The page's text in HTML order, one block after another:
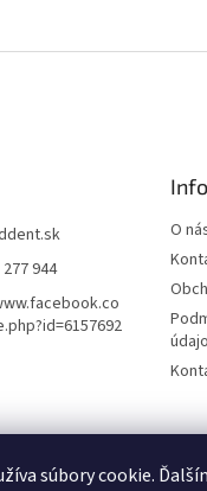
súbory cookie.
944
O